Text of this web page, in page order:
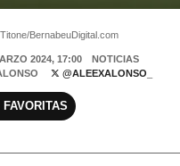
BernabeuDigital.com
2024, 17:00
NOTICIAS
@ALEEXALONSO_